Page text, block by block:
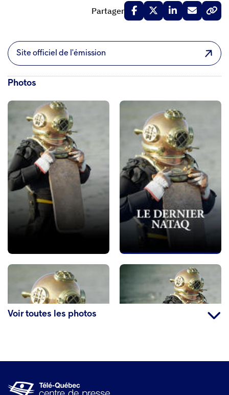
Partager
Site officiel de l'émission
Photos
Voir toutes les photos